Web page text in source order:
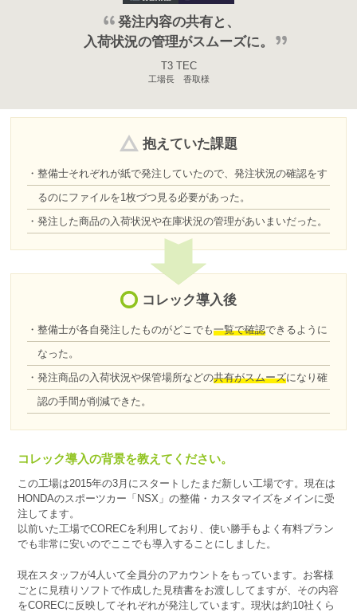
発注内容の共有と、
入荷状況の管理がスムーズに。
T3 TEC
工場長 香取様
抱えていた課題
・整備士それぞれが紙で発注していたので、発注状況の確認をす
るのにファイルを1枚づつ見る必要があった。
・発注した商品の入荷状況や在庫状況の管理があいまいだった。
コレック導入後
・整備士が各自発注したものがどこでも一覧で確認できるように
なった。
・発注商品の入荷状況や保管場所などの共有がスムーズになり確
認の手間が削減できた。
コレック導入の背景を教えてください。
この工場は2015年の3月にスタートしたまだ新しい工場です。現在は
HONDAのスポーツカー「NSX」の整備・カスタマイズをメインに受
注してます。
以前いた工場でCORECを利用しており、使い勝手もよく有料プラン
でも非常に安いのでここでも導入することにしました。
現在スタッフが4人いて全員分のアカウントをもっています。お客様
ごとに見積りソフトで作成した見積書をお渡ししてますが、その内容
をCORECに反映してそれぞれが発注しています。現状は約10社くら